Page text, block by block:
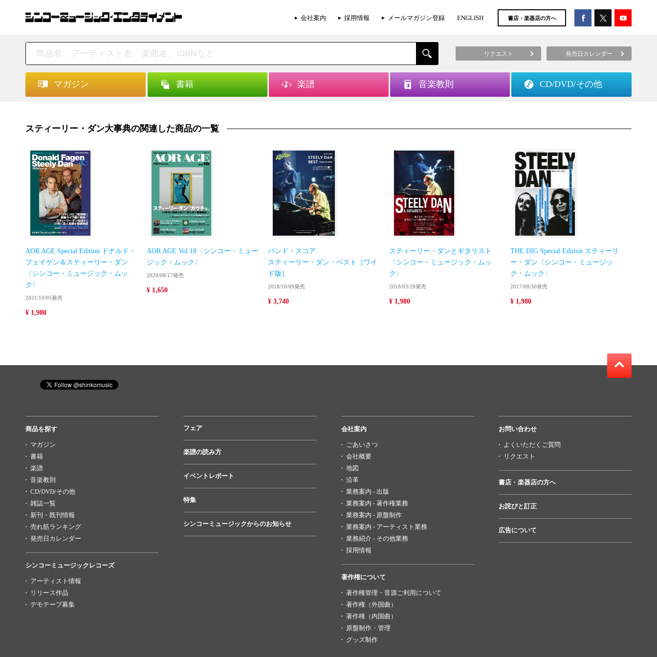
会社案内 採用情報 メールマガジン登録 ENGLISH 書店・楽器店の方へ
リクエスト 発売日カレンダー
マガジン 書籍 楽譜 音楽教則 CD/DVD/その他
スティーリー・ダン大事典の関連した商品の一覧
AOR AGE Special Edition ドナルド・
フェイゲン＆スティーリー・ダン
〈シンコー・ミュージック・ムッ
ク〉
2021/10/05発売
¥ 1,980
AOR AGE Vol.18〈シンコー・ミュー
ジック・ムック〉
2020/08/17発売
¥ 1,650
バンド・スコア
スティーリー・ダン・ベスト［ワイ
ド版］
2018/10/09発売
¥ 3,740
スティーリー・ダンとギタリスト
〈シンコー・ミュージック・ムッ
ク〉
2018/03/28発売
¥ 1,980
THE DIG Special Edition スティーリ
ー・ダン〈シンコー・ミュージッ
ク・ムック〉
2017/08/30発売
¥ 1,980
商品を探す
マガジン
書籍
楽譜
音楽教則
CD/DVD/その他
雑誌一覧
新刊・既刊情報
売れ筋ランキング
発売日カレンダー
シンコーミュージックレコーズ
アーティスト情報
リリース作品
デモテープ募集
フェア
楽譜の読み方
イベントレポート
特集
シンコーミュージックからのお知らせ
会社案内
ごあいさつ
会社概要
地図
沿革
業務案内 - 出版
業務案内 - 著作権業務
業務案内 - 原盤制作
業務案内 - アーティスト業務
業務紹介 - その他業務
採用情報
著作権について
著作権管理・音源ご利用について
著作権（外国曲）
著作権（内国曲）
原盤制作・管理
グッズ制作
お問い合わせ
よくいただくご質問
リクエスト
書店・楽器店の方へ
お詫びと訂正
広告について